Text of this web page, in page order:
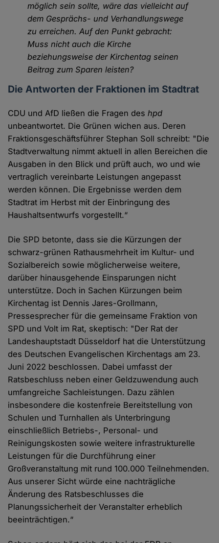
möglich sein sollte, wäre das vielleicht auf
dem Gesprächs- und Verhandlungswege
zu erreichen. Auf den Punkt gebracht:
Muss nicht auch die Kirche
beziehungsweise der Kirchentag seinen
Beitrag zum Sparen leisten?
Die Antworten der Fraktionen im Stadtrat
CDU und AfD ließen die Fragen deshpd
unbeantwortet. Die Grünen wichen aus. Deren
Fraktionsgeschäftsführer Stephan Soll schreibt: "Die
Stadtverwaltung nimmt aktuell in allen Bereichen die
Ausgaben in den Blick und prüft auch, wo und wie
vertraglich vereinbarte Leistungen angepasst
werden können. Die Ergebnisse werden dem
Stadtrat im Herbst mit der Einbringung des
Haushaltsentwurfs vorgestellt.“
Die SPD betonte, dass sie die Kürzungen der
schwarz-grünen Rathausmehrheit im Kultur- und
Sozialbereich sowie möglicherweise weitere,
darüber hinausgehende Einsparungen nicht
unterstütze. Doch in Sachen Kürzungen beim
Kirchentag ist Dennis Jares-Grollmann,
Pressesprecher für die gemeinsame Fraktion von
SPD und Volt im Rat, skeptisch: "Der Rat der
Landeshauptstadt Düsseldorf hat die Unterstützung
des Deutschen Evangelischen Kirchentags am 23.
Juni 2022 beschlossen. Dabei umfasst der
Ratsbeschluss neben einer Geldzuwendung auch
umfangreiche Sachleistungen. Dazu zählen
insbesondere die kostenfreie Bereitstellung von
Schulen und Turnhallen als Unterbringung
einschließlich Betriebs-, Personal- und
Reinigungskosten sowie weitere infrastrukturelle
Leistungen für die Durchführung einer
Großveranstaltung mit rund 100.000 Teilnehmenden.
Aus unserer Sicht würde eine nachträgliche
Änderung des Ratsbeschlusses die
Planungssicherheit der Veranstalter erheblich
beeinträchtigen.“